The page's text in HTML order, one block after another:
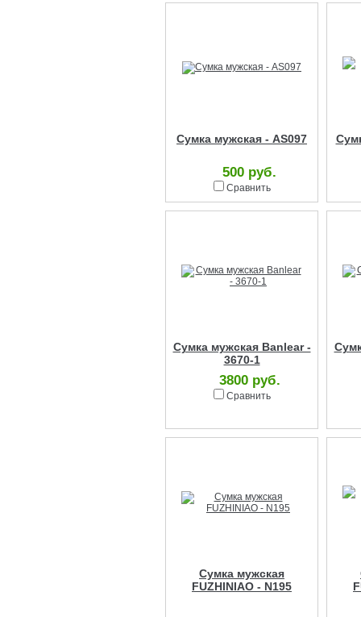
Сумка мужская - AS097
500 руб.
Сравнить
Сумка мужская Banlear -
3670-1
3800 руб.
Сравнить
Сумка мужская
FUZHINIAO - N195